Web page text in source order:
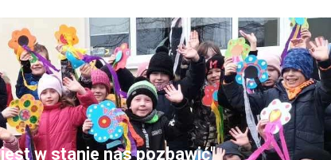
w stanie nas pozbawić"